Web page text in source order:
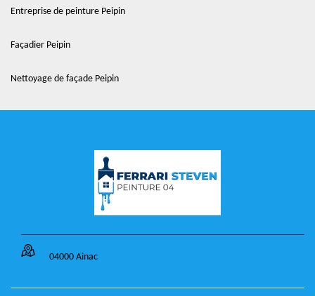
Entreprise de peinture Peipin
Façadier Peipin
Nettoyage de façade Peipin
04000 Ainac